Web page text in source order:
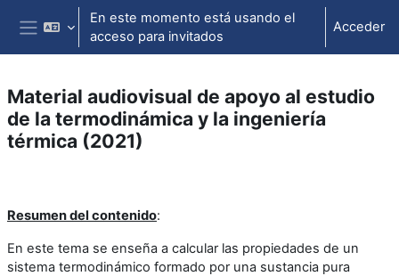
Salta al contenido principal
Panel lateral
En este momento está usando el
acceso para invitados
Acceder
Material audiovisual de apoyo al estudio
de la termodinámica y la ingeniería
térmica (2021)
Resumen del contenido:
En este tema se enseña a calcular las propiedades de un
sistema termodinámico formado por una sustancia pura